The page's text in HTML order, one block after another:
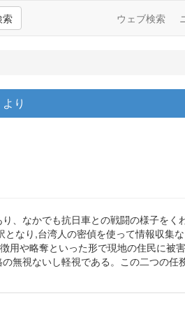
索 ウェブ検索
り
、なかでも抗日車との戦闘の様子をく
なり,台湾人の密偵を使って情報収集
用や略奪といった形で現地の住民に被
無視ないし軽視である。この二つの任